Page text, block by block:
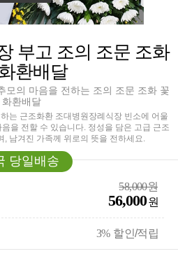
부고 조의 조문 조화
환배달
모의 마음을 전하는 조의 조문 조화 꽃
화환배달
는 근조화환 조대병원장례식장 빈소에 어울
을 전할 수 있습니다. 정성을 담은 고급 근조
남겨진 가족께 위로의 뜻을 전하세요.
당일배송
58,000원
56,000원
3% 할인/적립